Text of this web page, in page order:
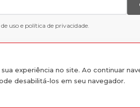
experiência no site. Ao continuar
desabilitá-los em seu navegador.
usoe política de privacidade.